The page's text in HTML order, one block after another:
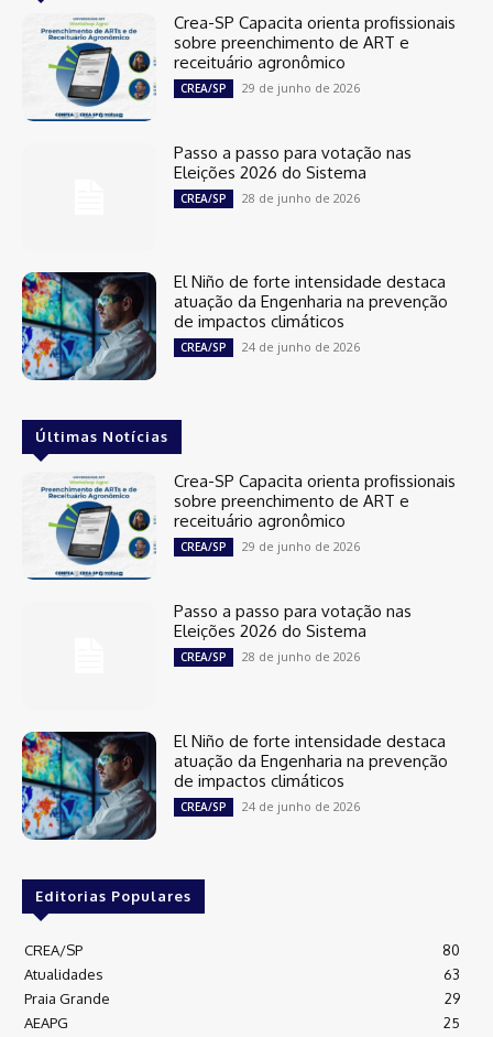
Crea-SP Capacita orienta profissionais
sobre preenchimento de ART e
receituário agronômico
CREA/SP 29 de junho de 2026
Passo a passo para votação nas
Eleições 2026 do Sistema
CREA/SP 28 de junho de 2026
El Niño de forte intensidade destaca
atuação da Engenharia na prevenção
de impactos climáticos
CREA/SP 24 de junho de 2026
Últimas Notícias
Crea-SP Capacita orienta profissionais
sobre preenchimento de ART e
receituário agronômico
CREA/SP 29 de junho de 2026
Passo a passo para votação nas
Eleições 2026 do Sistema
CREA/SP 28 de junho de 2026
El Niño de forte intensidade destaca
atuação da Engenharia na prevenção
de impactos climáticos
CREA/SP 24 de junho de 2026
Editorias Populares
CREA/SP
80
Atualidades
63
Praia Grande
29
AEAPG
25